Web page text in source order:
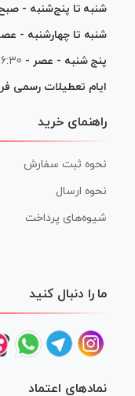
شنبه تا پنج‌شنبه -
شنبه تا چهارشنبه -
پنج شنبه - عصر - 16:30 الی 19
ایام تعطیلات رسمی
راهنمای خرید
نحوه ثبت سفارش
نحوه ارسال
شیوه‌های پرداخت
ما را دنبال کنید
نمادهای اعتماد